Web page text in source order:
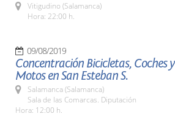
Vitigudino (Salamanca)
Hora: 22:00 h.
09/08/2019
Concentración Bicicletas, Coches y
Motos en San Esteban S.
Salamanca (Salamanca)
Sala de las Comarcas. Diputación
Hora: 12:00 h.